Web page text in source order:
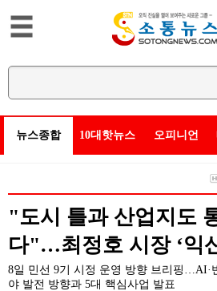
뉴스종합 10대핫뉴스 오피니언
"도시 틀과 산업지도
다"…최정호 시장 ‘익
8일 민선 9기 시정 운영 방향 브리핑…AI·
야 발전 방향과 5대 핵심사업 발표